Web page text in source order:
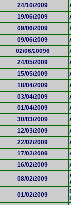
24/10/2009
19/06/2009
09/06/2009
09/06/2009
02/06/20096
24/05/2009
15/05/2009
18/04/2009
03/04/2009
01/04/2009
30/03/2009
12/03/2009
22/02/2009
17/02/2009
16/02/2009
08/02/2009
01/02/2009